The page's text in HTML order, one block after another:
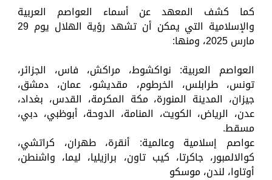
كما كشف المعهد عن أسماء العواصم العربية
والإسلامية التي يمكن أن تشهد رؤية الهلال يوم 29
مارس 2025، ومنها:
العواصم العربية: نواكشوط، مراكش، فاس، الجزائر،
تونس، طرابلس، الخرطوم، مقديشو، عمان، دمشق،
جيزان، المدينة المنورة، مكة المكرمة، القدس، بغداد،
عدن، الرياض، الكويت، المنامة، الدوحة، أبوظبي، دبي،
مسقط.
عواصم إسلامية وعالمية: أنقرة، طهران، كراتشي،
كوالالمبور، جاكرتا، كيب تاون، برازيليا، ليما، واشنطن،
أوتاوا، لندن، موسكو